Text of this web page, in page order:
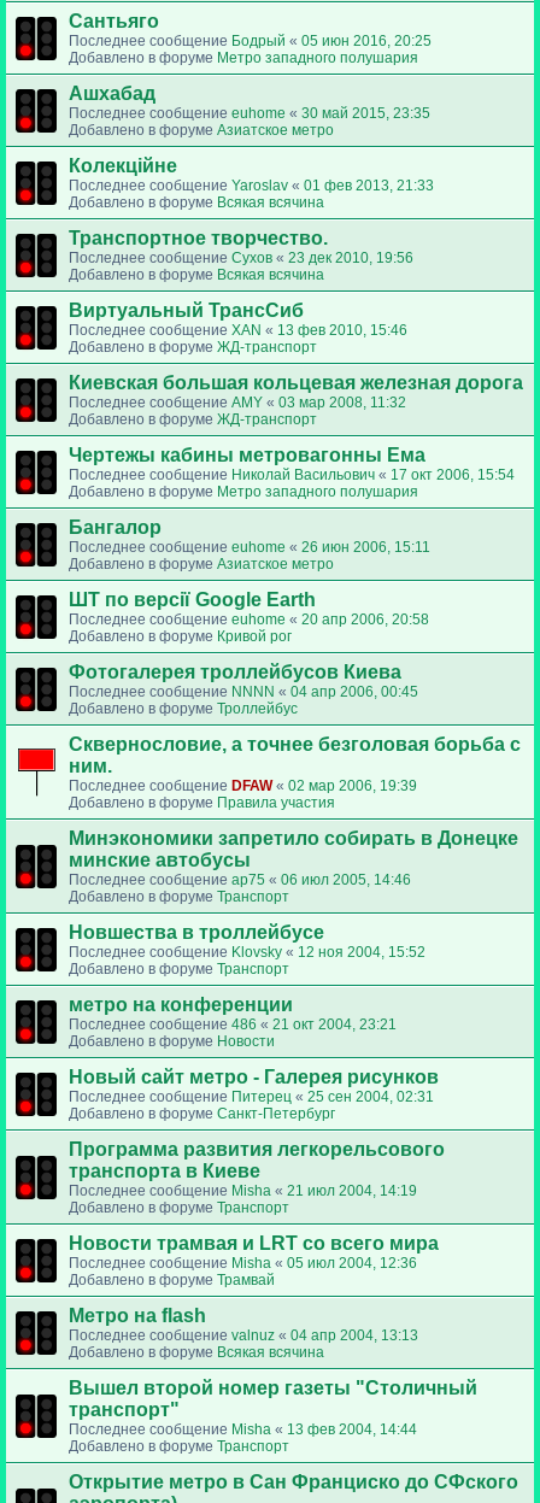
Сантьяго
Последнее сообщение Бодрый « 05 июн 2016, 20:25
Добавлено в форуме Метро западного полушария
Ашхабад
Последнее сообщение euhome « 30 май 2015, 23:35
Добавлено в форуме Азиатское метро
Колекційне
Последнее сообщение Yaroslav « 01 фев 2013, 21:33
Добавлено в форуме Всякая всячина
Транспортное творчество.
Последнее сообщение Сухов « 23 дек 2010, 19:56
Добавлено в форуме Всякая всячина
Виртуальный ТрансСиб
Последнее сообщение XAN « 13 фев 2010, 15:46
Добавлено в форуме ЖД-транспорт
Киевская большая кольцевая железная дорога
Последнее сообщение AMY « 03 мар 2008, 11:32
Добавлено в форуме ЖД-транспорт
Чертежы кабины метровагонны Ема
Последнее сообщение Николай Васильович « 17 окт 2006, 15:54
Добавлено в форуме Метро западного полушария
Бангалор
Последнее сообщение euhome « 26 июн 2006, 15:11
Добавлено в форуме Азиатское метро
ШТ по версії Google Earth
Последнее сообщение euhome « 20 апр 2006, 20:58
Добавлено в форуме Кривой рог
Фотогалерея троллейбусов Киева
Последнее сообщение NNNN « 04 апр 2006, 00:45
Добавлено в форуме Троллейбус
Сквернословие, а точнее безголовая борьба с
ним.
Последнее сообщение DFAW« 02 мар 2006, 19:39
Добавлено в форуме Правила участия
Минэкономики запретило собирать в Донецке
минские автобусы
Последнее сообщение ap75 « 06 июл 2005, 14:46
Добавлено в форуме Транспорт
Новшества в троллейбусе
Последнее сообщение Klovsky « 12 ноя 2004, 15:52
Добавлено в форуме Транспорт
метро на конференции
Последнее сообщение 486 « 21 окт 2004, 23:21
Добавлено в форуме Новости
Новый сайт метро - Галерея рисунков
Последнее сообщение Питерец « 25 сен 2004, 02:31
Добавлено в форуме Санкт-Петербург
Программа развития легкорельсового
транспорта в Киеве
Последнее сообщение Misha « 21 июл 2004, 14:19
Добавлено в форуме Транспорт
Новости трамвая и LRT со всего мира
Последнее сообщение Misha « 05 июл 2004, 12:36
Добавлено в форуме Трамвай
Метро на flash
Последнее сообщение valnuz « 04 апр 2004, 13:13
Добавлено в форуме Всякая всячина
Вышел второй номер газеты "Столичный
транспорт"
Последнее сообщение Misha « 13 фев 2004, 14:44
Добавлено в форуме Транспорт
Открытие метро в Сан Франциско до СФского